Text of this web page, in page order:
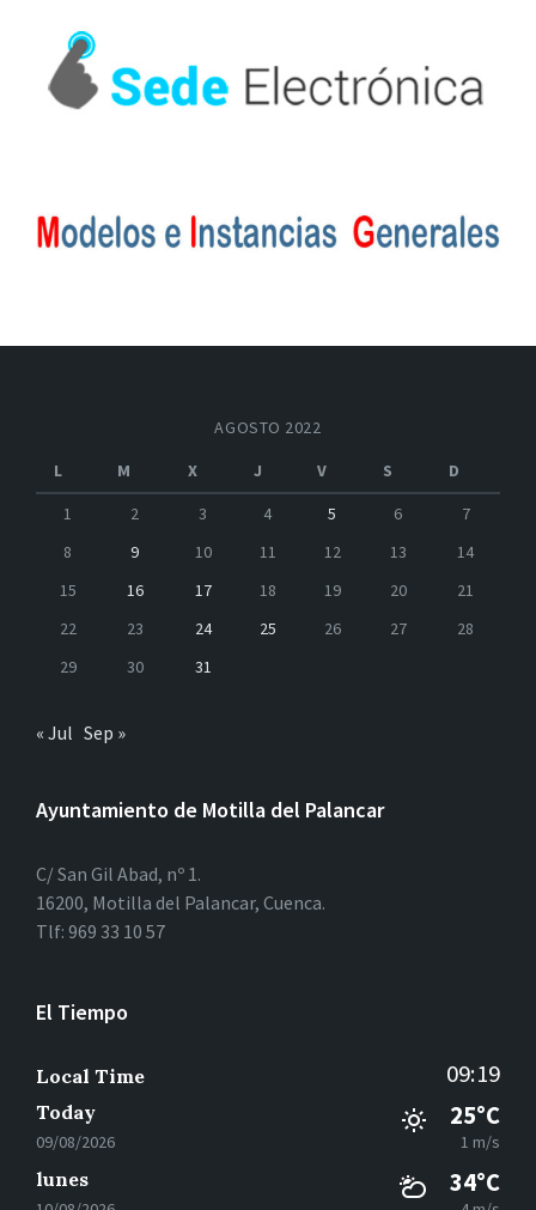
AGOSTO 2022
L
M X J V S
D
1
2 3 4 5 6
7
8
9 10 11 12 13
14
15
16 17 18 19 20
21
22
23 24 25 26 27
28
29
30 31
« Jul Sep »
Ayuntamiento de Motilla del Palancar
C/ San Gil Abad, nº 1.
16200, Motilla del Palancar, Cuenca.
Tlf: 969 33 10 57
El Tiempo
Local Time 09:19
Today
09/08/2026
25°C
1 m/s
lunes 34°C